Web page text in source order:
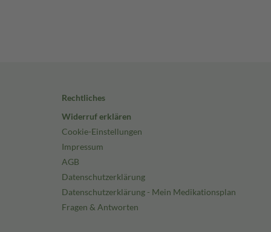
Rechtliches
Widerruf erklären
Cookie-Einstellungen
Impressum
AGB
Datenschutzerklärung
Datenschutzerklärung - Mein Medikationsplan
Fragen & Antworten